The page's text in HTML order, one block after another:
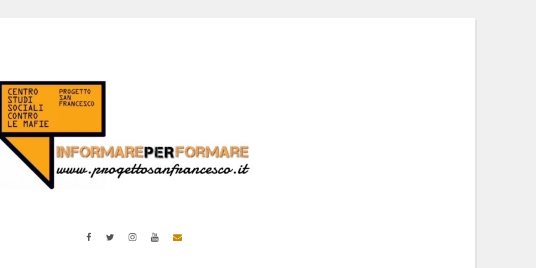
FacebookTwitterInstagramYouTubeEmail